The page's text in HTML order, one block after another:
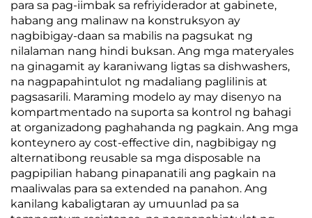
para sa pag-iimbak sa refriyiderador at gabinete,
habang ang malinaw na konstruksyon ay
nagbibigay-daan sa mabilis na pagsukat ng
nilalaman nang hindi buksan. Ang mga materyales
na ginagamit ay karaniwang ligtas sa dishwashers,
na nagpapahintulot ng madaliang paglilinis at
pagsasarili. Maraming modelo ay may disenyo na
kompartmentado na suporta sa kontrol ng bahagi
at organizadong paghahanda ng pagkain. Ang mga
konteynero ay cost-effective din, nagbibigay ng
alternatibong reusable sa mga disposable na
pagpipilian habang pinapanatili ang pagkain na
maaliwalas para sa extended na panahon. Ang
kanilang kabaligtaran ay umuunlad pa sa